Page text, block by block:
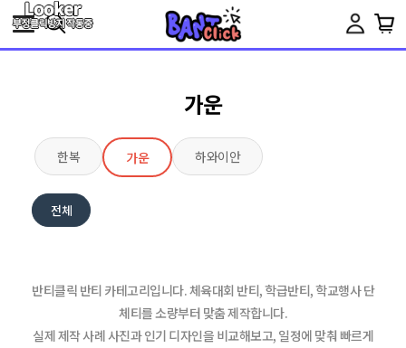
Toggle
가운
한복 가운 하와이안
전체
반티클릭 반티 카테고리입니다. 체육대회 반티, 학급반티, 학교행사 단
체티를 소량부터 맞춤 제작합니다.
실제 제작 사례 사진과 인기 디자인을 비교해보고, 일정에 맞춰 빠르게